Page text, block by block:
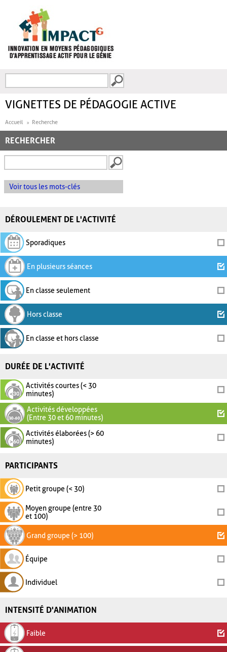
FORMULAIRE DE
VIGNETTES DE PÉDAGOGIE ACTIVE
Accueil Recherche
RECHERCHER
Voir tous les mots-clés
DÉROULEMENT DE L'ACTIVITÉ
Sporadiques
En plusieurs séances
En classe seulement
Hors classe
En classe et hors classe
DURÉE DE L'ACTIVITÉ
Activités courtes (< 30
minutes)
Activités développées
(Entre 30 et 60 minutes)
Activités élaborées (> 60
minutes)
PARTICIPANTS
Petit groupe (< 30)
Moyen groupe (entre 30
et 100)
Grand groupe (> 100)
Équipe
Individuel
INTENSITÉ D'ANIMATION
Faible